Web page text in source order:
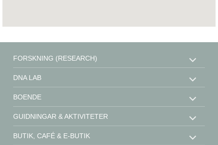
FORSKNING (RESEARCH)
DNA LAB
BOENDE
GUIDNINGAR & AKTIVITETER
BUTIK, CAFÉ & E-BUTIK